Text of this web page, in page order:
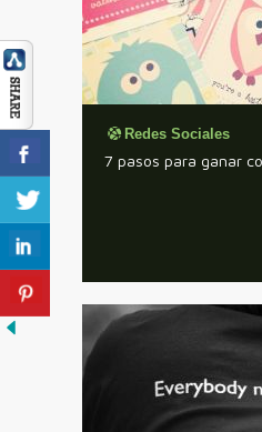
Redes Sociales
7 pasos para ganar